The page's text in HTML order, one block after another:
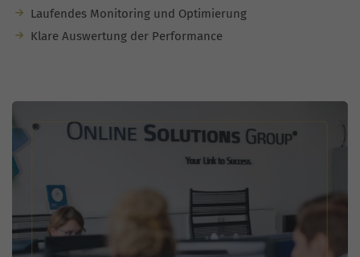
Laufendes Monitoring und Optimierung
Klare Auswertung der Performance